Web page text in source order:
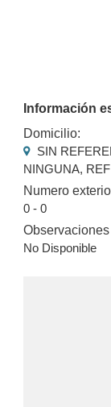
Información
Domicilio:
SIN
NINGUNA,
Numero
0 - 0
No Disponible